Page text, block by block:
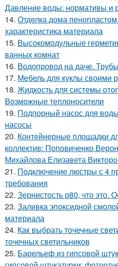
Давление воды: нормативы и
14. Отделка дома
характеристика материала
15. Высокомодульные
ванных комнат
16. Водопровод на даче.
17. Мебель для куклы своими
18. Жидкость для системы
Возможные теплоносители
19. Подпорный насос для
насосы
20. Контейнерные площадки
коллектив: Поповиченко
Михайлова Елизавета
21. Подключение люстры с 4
требования
22. Зернистость р80, что это.
23. Заливка эпоксидной
материала
24. Как выбрать точечные
точечных светильников
25. Барельеф из гипсовой